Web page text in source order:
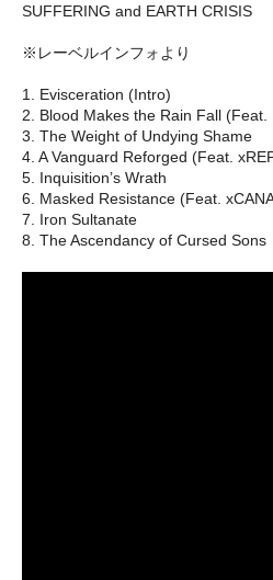
SUFFERING and EARTH CRISIS
※レーベルインフォより
1. Evisceration (Intro)
2. Blood Makes the Rain Fall (Feat.
3. The Weight of Undying Shame
4. A Vanguard Reforged (Feat.
5. Inquisition’s Wrath
6. Masked Resistance (Feat.
7. Iron Sultanate
8. The Ascendancy of Cursed Sons